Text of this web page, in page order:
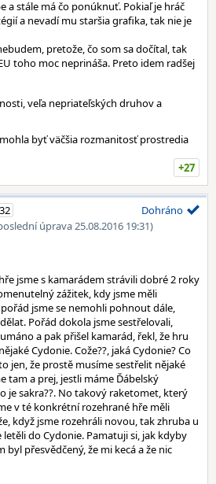
a stále má čo ponúknuť. Pokiaľ je hráč
a nevadí mu staršia grafika, tak nie je
pretože, čo som sa dočítal, tak
toho moc neprináša. Preto idem radšej
veľa nepriateľských druhov a
byť väčšia rozmanitosť prostredia
+27
úprava 25.08.2016 19:31)
Dohráno
jsme s kamarádem strávili dobré 2 roky
zážitek, kdy jsme měli
jsme se nemohli pohnout dále,
Pořád dokola jsme sestřelovali,
a pak přišel kamarád, řekl, že hru
Cydonie. Cože??, jaká Cydonie? Co
jen, že prostě musíme sestřelit nějaké
tam a prej, jestli máme Ďábelský
je sakra??. No takový raketomet, který
v té konkrétní rozehrané hře měli
když jsme rozehráli novou, tak zhruba u
letěli do Cydonie. Pamatuji si, jak kdyby
přesvědčený, že mi kecá a že nic